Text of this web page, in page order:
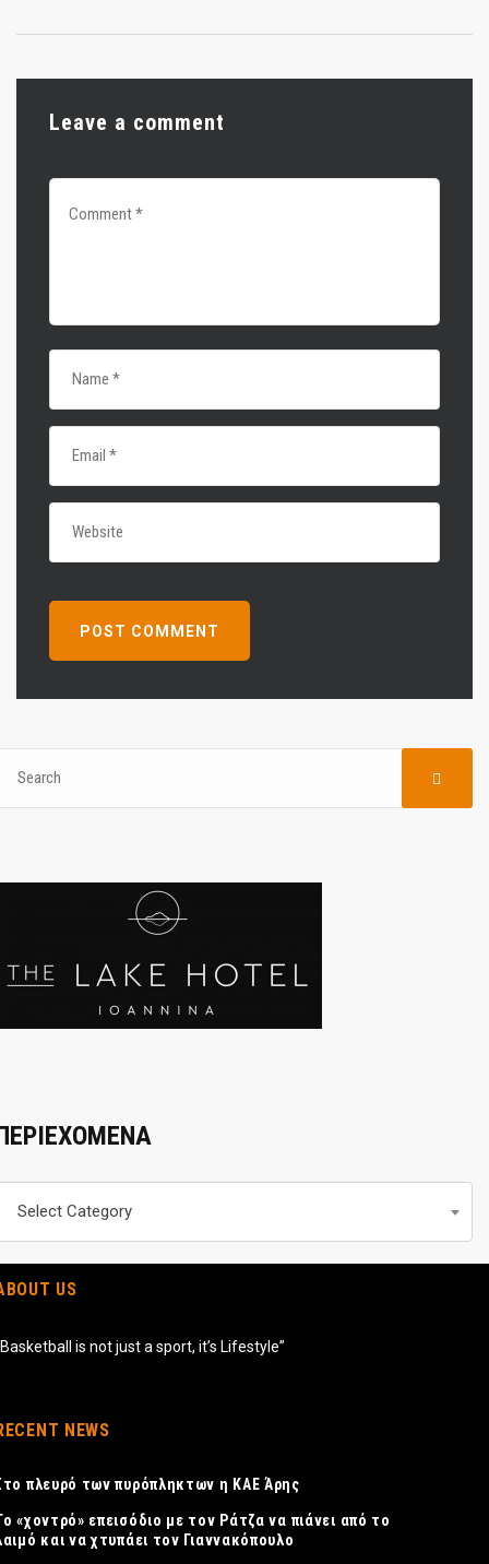
Leave a comment
Select Category
US
is not just a sport, it’s Lifestyle”
NEWS
πλευρό των πυρόπληκτων η ΚΑΕ Άρης
«χοντρό» επεισόδιο με τον Ράτζα να πιάνει από το
και να χτυπάει τον Γιαννακόπουλο